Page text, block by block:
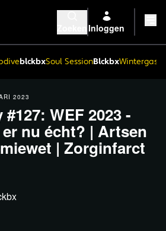
Inloggen
blckbxSoul SessionBlckbx
2023
WEF 2023 -
nu écht? | Artsen
| Zorginfarct